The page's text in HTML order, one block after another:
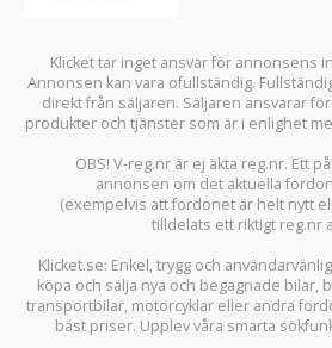
Klicket tar inget ansvar för annonsens
Annonsen kan vara ofullständig.
direkt från säljaren. Säljaren ansvarar
produkter och tjänster som är i enlighet
OBS! V-reg.nr är ej äkta reg.nr. Ett
annonsen om det aktuella
(exempelvis att fordonet är helt nytt
tilldelats ett riktigt reg.nr
Klicket.se: Enkel, trygg och
köpa och sälja nya och begagnade bilar,
transportbilar, motorcyklar eller andra
bäst priser. Upplev våra smarta